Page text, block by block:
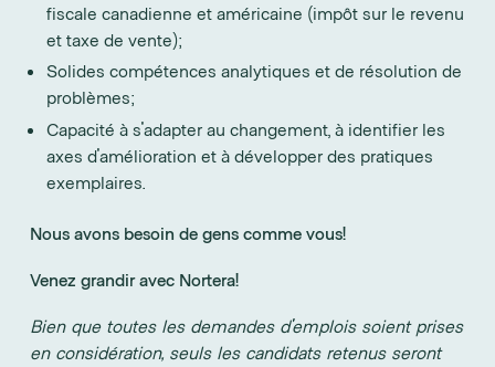
fiscale canadienne et américaine (impôt sur le revenu
et taxe de vente);
Solides compétences analytiques et de résolution de
problèmes;
Capacité à s'adapter au changement, à identifier les
axes d'amélioration et à développer des pratiques
exemplaires.
Nous avons besoin de gens comme vous!
Venez grandir avec Nortera!
Bien que toutes les demandes d'emplois soient prises
en considération, seuls les candidats retenus seront